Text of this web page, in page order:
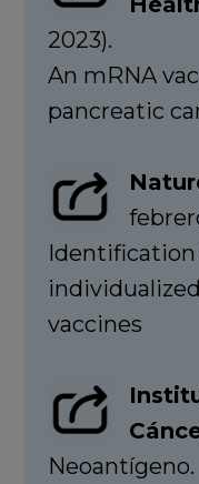
2023).
An mRNA
pancreatic
vaccines
Neoantígeno.